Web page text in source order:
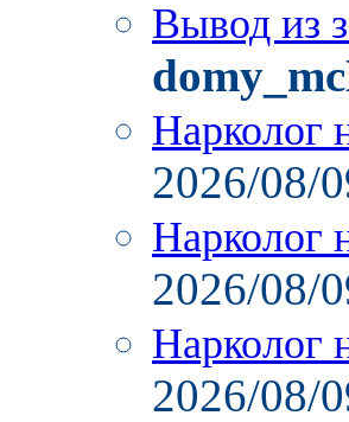
Вывод из
Нарколог
2026/08/
Нарколог
2026/08/
Нарколог
2026/08/